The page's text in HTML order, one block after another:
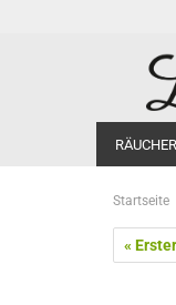
Startseite
« Erster